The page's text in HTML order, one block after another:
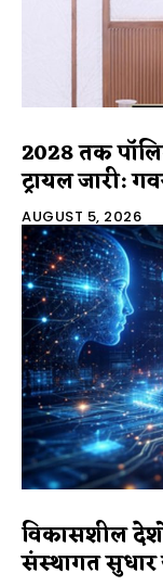
2028 तक
ट्रायल जारी:
AUGUST 5, 2026
विकासशील
संस्थागत सुधार